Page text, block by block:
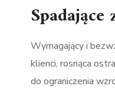
Wymagający i
klienci, rosnąca
do ograniczenia